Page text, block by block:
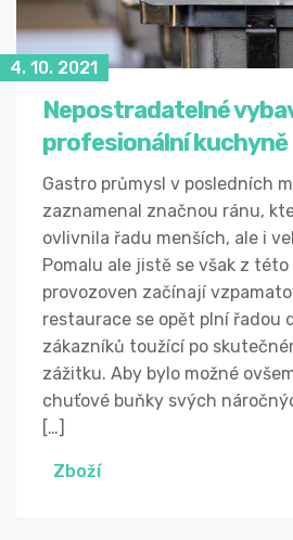
4. 10. 2021
Nepostradatelné
profesionální kuchyně
Gastro průmysl v posledních
zaznamenal značnou ránu,
ovlivnila řadu menších, ale i
Pomalu ale jistě se však z
provozoven začínají
restaurace se opět plní řadou
zákazníků toužící po
zážitku. Aby bylo možné
chuťové buňky svých
[…]
Zboží